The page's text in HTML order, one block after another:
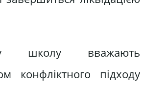
школу вважають
конфліктного підходу